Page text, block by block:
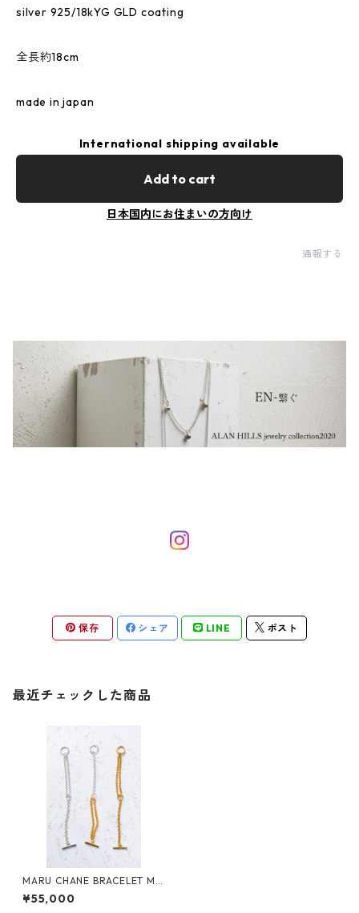
silver 925/18kYG GLD coating
全長約18cm
made in japan
International shipping available
Add to cart
日本国内にお住まいの方向け
通報する
保存 シェア LINE ポスト
最近チェックした商品
MARU CHANE BRACELET MI
X
¥55,000